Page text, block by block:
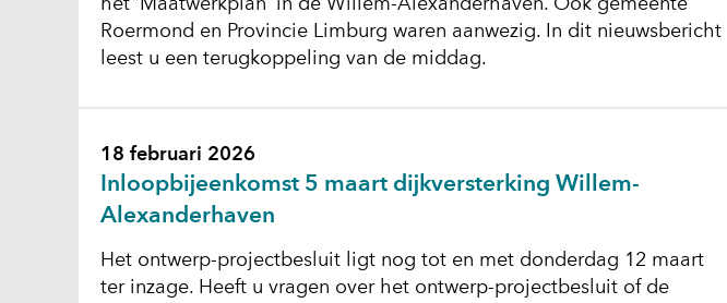
het ‘Maatwerkplan’ in de Willem-Alexanderhaven. Ook gemeente
Roermond en Provincie Limburg waren aanwezig. In dit nieuwsbericht
leest u een terugkoppeling van de middag.
Inloopbijeenkomst 5 maart dijkversterking Willem-
Alexanderhaven
18 februari 2026
Het ontwerp-projectbesluit ligt nog tot en met donderdag 12 maart
ter inzage. Heeft u vragen over het ontwerp-projectbesluit of de